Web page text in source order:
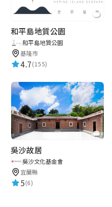
和平島地質公園
和平島地質公園
基隆市
4.7(155)
吳沙故居
吳沙文化基金會
宜蘭縣
5(6)